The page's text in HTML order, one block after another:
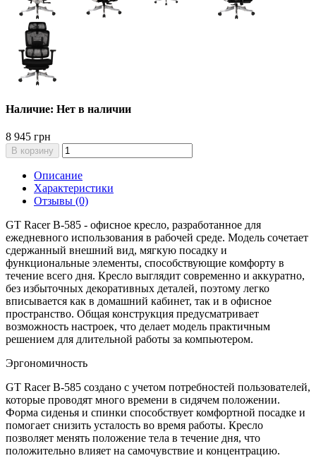
Наличие: Нет в наличии
8 945 грн
В корзину
Описание
Характеристики
Отзывы (0)
GT Racer B-585 - офисное кресло, разработанное для
ежедневного использования в рабочей среде. Модель сочетает
сдержанный внешний вид, мягкую посадку и
функциональные элементы, способствующие комфорту в
течение всего дня. Кресло выглядит современно и аккуратно,
без избыточных декоративных деталей, поэтому легко
вписывается как в домашний кабинет, так и в офисное
пространство. Общая конструкция предусматривает
возможность настроек, что делает модель практичным
решением для длительной работы за компьютером.
Эргономичность
GT Racer B-585 создано с учетом потребностей пользователей,
которые проводят много времени в сидячем положении.
Форма сиденья и спинки способствует комфортной посадке и
помогает снизить усталость во время работы. Кресло
позволяет менять положение тела в течение дня, что
положительно влияет на самочувствие и концентрацию.